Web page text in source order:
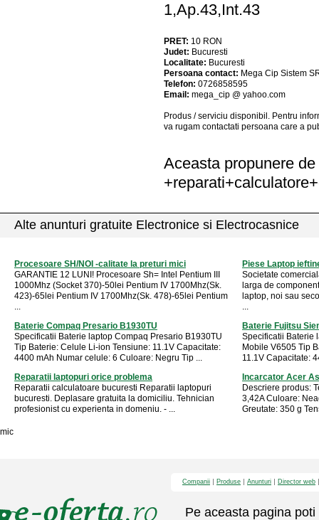
1,Ap.43,Int.43
PRET: 10 RON
Judet: Bucuresti
Localitate: Bucuresti
Persoana contact: Mega Cip Sistem
Telefon: 0726858595
Email: mega_cip @ yahoo.com
Produs / serviciu disponibil . Pentru
va rugam contactati persoana care a
Aceasta propunere
Alte anunturi gratuite Electronice si Electrocasnice
Procesoare SH/NOI -calitate la preturi mici
GARANTIE 12 LUNI! Procesoare Sh= Intel Pentium III
1000Mhz (Socket 370)-50lei Pentium IV 1700Mhz(Sk.
423)-65lei Pentium IV 1700Mhz(Sk. 478)-65lei Pentium
...
Piese Laptop
Societate
larga de
laptop, noi sau
...
Baterie Compaq Presario B1930TU
Specificatii Baterie laptop Compaq Presario B1930TU
Tip Baterie: Celule Li-ion Tensiune: 11.1V Capacitate:
4400 mAh Numar celule: 6 Culoare: Negru Tip ...
Baterie Fujitsu
Specificatii Baterie
Mobile V6505 Tip
11.1V Capacitate:
Reparatii laptopuri orice problema
Reparatii calculatoare bucuresti Reparatii laptopuri
bucuresti. Deplasare gratuita la domiciliu. Tehnician
profesionist cu experienta in domeniu. - ...
Incarcator Acer
Descriere produs:
3,42A Culoare:
Greutate: 350 g
mic
Companii Produse Anunturi Director web
Pe aceasta pagina poti